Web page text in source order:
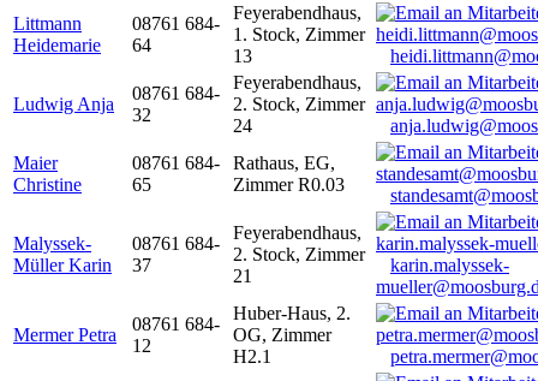
Littmann
Heidemarie
08761 684-
64
Feyerabendhaus,
1. Stock, Zimmer
13
Ludwig Anja
08761 684-
32
Feyerabendhaus,
2. Stock, Zimmer
24
Maier
Christine
08761 684-
65
Rathaus, EG,
Zimmer R0.03
Malyssek-
Müller Karin
08761 684-
37
Feyerabendhaus,
2. Stock, Zimmer
21
karin.malyssek-
Mermer Petra
08761 684-
12
Huber-Haus, 2.
OG, Zimmer
H2.1